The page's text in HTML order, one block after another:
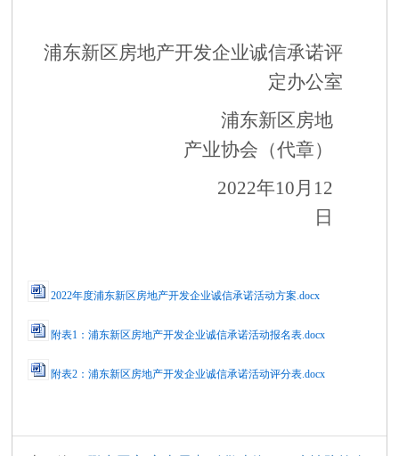
浦东新区房地产开发企业诚信承诺评
定办公室
浦东新区房地
产业协会（代章）
2022年10月 12
日
2022年度浦东新区房地产开发企业诚信承诺活动方案.docx
附表1：浦东新区房地产开发企业诚信承诺活动报名表.docx
附表2：浦东新区房地产开发企业诚信承诺活动评分表.docx